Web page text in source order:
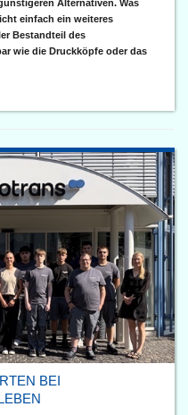
Alternativen. Was
einfach ein weiteres
Bestandteil des
wie die Druckköpfe oder das
BEI